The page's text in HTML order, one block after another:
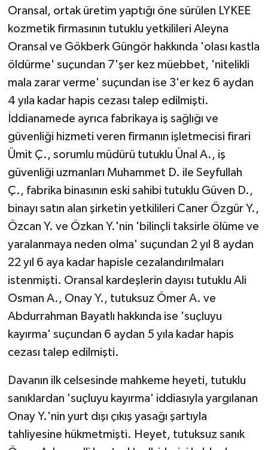
Oransal, ortak üretim yaptığı öne sürülen LYKEE
kozmetik firmasının tutuklu yetkilileri Aleyna
Oransal ve Gökberk Güngör hakkında 'olası kastla
öldürme' suçundan 7'şer kez müebbet, 'nitelikli
mala zarar verme' suçundan ise 3'er kez 6 aydan
4 yıla kadar hapis cezası talep edilmişti.
İddianamede ayrıca fabrikaya iş sağlığı ve
güvenliği hizmeti veren firmanın işletmecisi firari
Ümit Ç., sorumlu müdürü tutuklu Ünal A., iş
güvenliği uzmanları Muhammet D. ile Seyfullah
Ç., fabrika binasının eski sahibi tutuklu Güven D.,
binayı satın alan şirketin yetkilileri Caner Özgür Y.,
Özcan Y. ve Özkan Y.'nin 'bilinçli taksirle ölüme ve
yaralanmaya neden olma' suçundan 2 yıl 8 aydan
22 yıl 6 aya kadar hapisle cezalandırılmaları
istenmişti. Oransal kardeşlerin dayısı tutuklu Ali
Osman A., Onay Y., tutuksuz Ömer A. ve
Abdurrahman Bayatlı hakkında ise 'suçluyu
kayırma' suçundan 6 aydan 5 yıla kadar hapis
cezası talep edilmişti.
Davanın ilk celsesinde mahkeme heyeti, tutuklu
sanıklardan 'suçluyu kayırma' iddiasıyla yargılanan
Onay Y.'nin yurt dışı çıkış yasağı şartıyla
tahliyesine hükmetmişti. Heyet, tutuksuz sanık